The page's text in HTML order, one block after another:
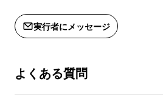
分・着色料・保存料・人工香
気になる部分のケアに加えて
実行者にメッセージ
よくある質問